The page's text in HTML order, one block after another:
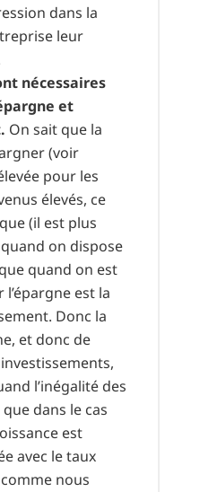
dans la
leur
nécessaires
et
On sait que la
(voir
pour les
élevés, ce
(il est plus
on dispose
quand on est
l’épargne est la
Donc la
et donc de
l’inégalité des
dans le cas
est
avec le taux
nous